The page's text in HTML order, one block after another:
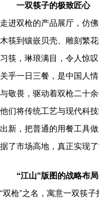
一双筷子的极致匠心
走进双枪的产品展厅，仿
木筷到镶嵌贝壳、雕刻繁
习筷，琳琅满目，令人惊
关乎一日三餐，是中国人
与敬畏，驱动着双枪二十
他们将传统工艺与现代科
出新，把普通的用餐工具
据了市场高地，真正实现
“江山”版图的战略布局
“双枪”之名，寓意一双筷